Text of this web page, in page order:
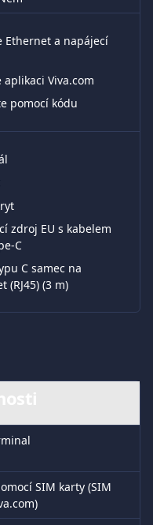
Ethernet a napájecí
aplikaci Viva.com
pomocí kódu
zdroj EU s kabelem
C
C samec na
(RJ45) (3 m)
SIM karty (SIM